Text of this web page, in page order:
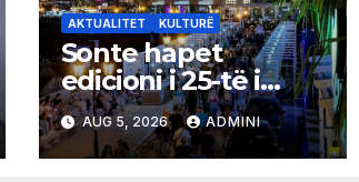
AKTUALITET KULTURË
Sonte hapet
edicioni i 25-të i
Panairit të Librit në
Ulqin
AUG 5, 2026 ADMINI